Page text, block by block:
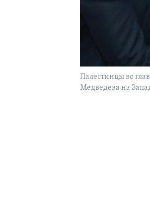
Палестинцы во
Медведева на